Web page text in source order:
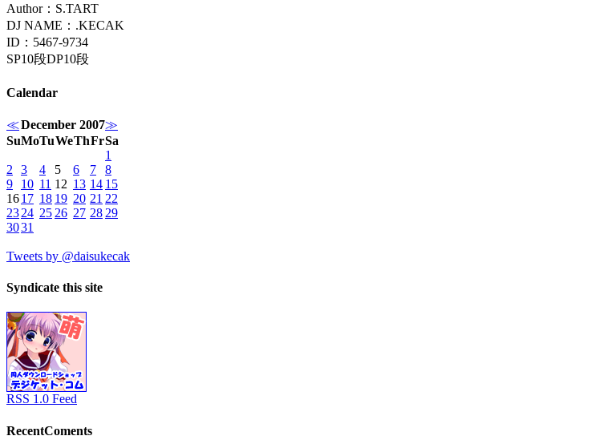
Author：S.TART
DJ NAME：.KECAK
ID：5467-9734
SP10段DP10段
Calendar
≪December 2007≫
SuMoTuWeThFrSa
1
2
3 4 5 6 7
8
9
10 11 12 13 14 15
1617 18 19 20 21 22
2324 25 26 27 28 29
3031
Tweets by @daisukecak
Syndicate this site
RSS 1.0 Feed
RecentComents